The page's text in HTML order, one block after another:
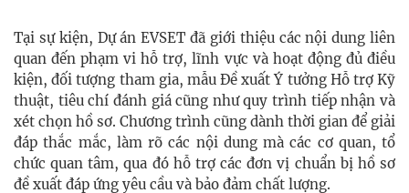
Tại sự kiện, Dự án EVSET đã giới thiệu các nội dung liên
quan đến phạm vi hỗ trợ, lĩnh vực và hoạt động đủ điều
kiện, đối tượng tham gia, mẫu Đề xuất Ý tưởng Hỗ trợ Kỹ
thuật, tiêu chí đánh giá cũng như quy trình tiếp nhận và
xét chọn hồ sơ. Chương trình cũng dành thời gian để giải
đáp thắc mắc, làm rõ các nội dung mà các cơ quan, tổ
chức quan tâm, qua đó hỗ trợ các đơn vị chuẩn bị hồ sơ
đề xuất đáp ứng yêu cầu và bảo đảm chất lượng.